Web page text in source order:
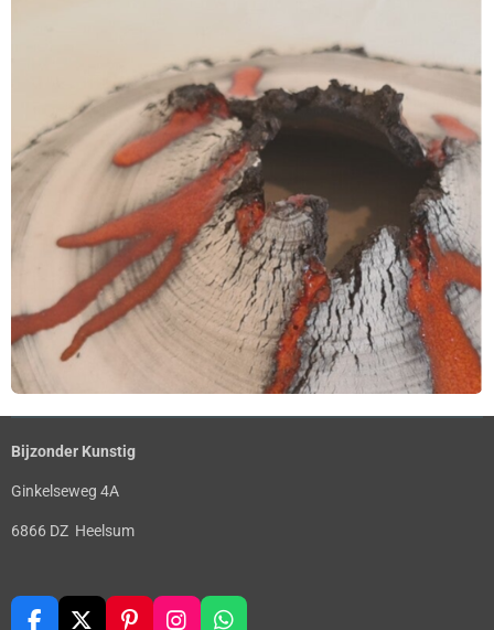
Bijzonder Kunstig
Ginkelseweg 4A
6866 DZ Heelsum